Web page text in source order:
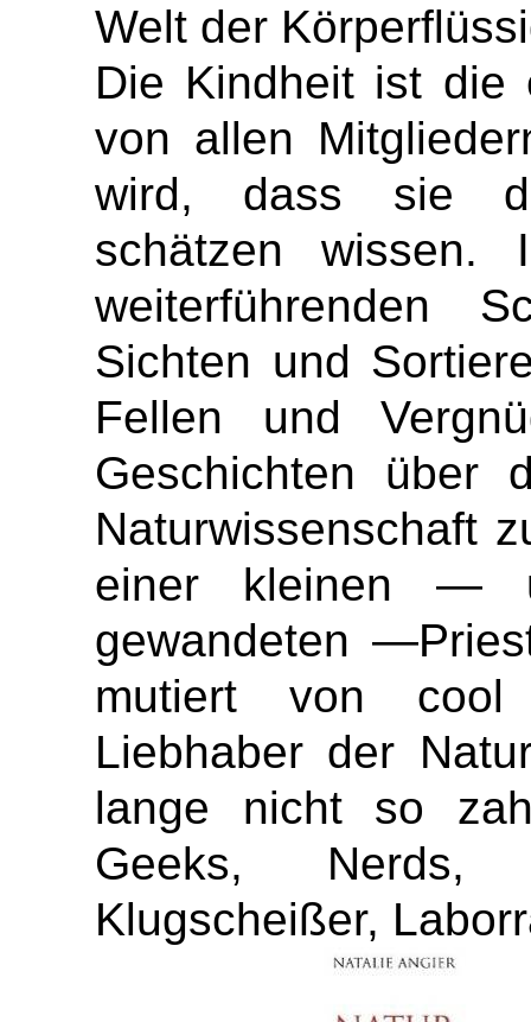
Welt der
Die Kindheit ist die
von allen
wird, dass sie
schätzen
weiterführenden
Sichten und
Fellen und
Geschichten über
Naturwissenschaft
einer kleinen —
gewandeten
mutiert von cool
Liebhaber der
lange nicht so
Geeks, Nerds,
Klugscheißer,